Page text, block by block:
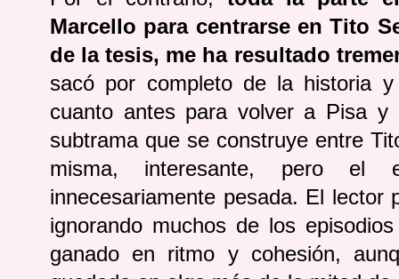
Marcello para centrarse en Tito
de la tesis, me ha resultado
sacó por completo de la historia
cuanto antes para volver a Pisa
subtrama que se construye entre
misma, interesante, pero el
innecesariamente pesada. El lector
ignorando muchos de los
ganado en ritmo y cohesión,